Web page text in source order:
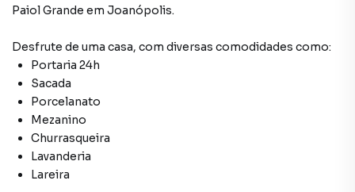
Paiol Grande em Joanópolis.
Desfrute de uma casa, com diversas comodidades como:
Portaria 24h
Sacada
Porcelanato
Mezanino
Churrasqueira
Lavanderia
Lareira